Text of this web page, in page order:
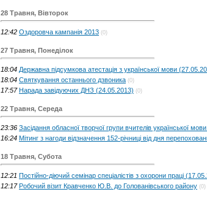
28 Травня, Вівторок
12:42 Оздоровча кампанія 2013 (0)
27 Травня, Понеділок
18:04 Державна підсумкова атестація з української мови
18:04 Святкування останнього дзвоника (0)
17:57 Нарада завідуючих ДНЗ (24.05.2013) (0)
22 Травня, Середа
23:36 Засідання обласної творчої групи вчителів української
16:24 Мітинг з нагоди відзначення 152-річниці від дня
18 Травня, Субота
12:21 Постійно-діючий семінар спеціалістів з охорони праці
12:17 Робочий візит Кравченко Ю.В. до Голованівського району (0)